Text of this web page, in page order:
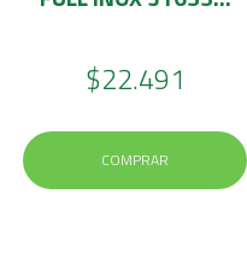
$22.491
COMPRAR